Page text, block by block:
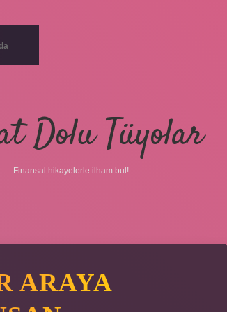
Dolu Tüyolar
Finansal hikayelerle ilham bul!
ARAYA